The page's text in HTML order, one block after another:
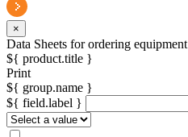
×
Data Sheets for ordering equipment
${ product.title }
Print
${ group.name }
${ field.label }